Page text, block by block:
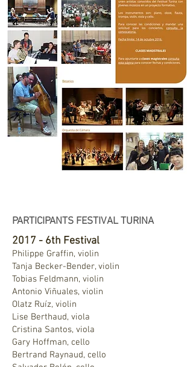
PARTICIPANTS FESTIVAL TURINA
2017 - 6th Festival
Philippe Graffin, violin
Tanja Becker-Bender, violin
Tobias Feldmann, violin
Antonio Viñuales, violin
Olatz Ruíz, violin
Lise Berthaud, viola
Cristina Santos, viola
Gary Hoffman, cello
Bertrand Raynaud, cello